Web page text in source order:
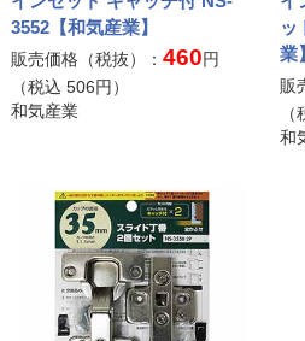
3552【和気産業】
販売価格（税抜）： 460円
（税込 506円）
和気産業
ッ
業】
販
和